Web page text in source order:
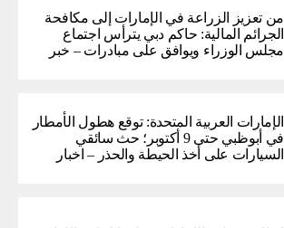
من تعزيز الزراعة في الإمارات إلى مكافحة
الجرائم المالية: حاكم دبي يترأس اجتماع
مجلس الوزراء ويوافق على مبادرات – خبر
الإمارات العربية المتحدة: توقع هطول الأمطار
في أبوظبي حتى 9 أكتوبر؛ حث سائقي
السيارات على أخذ الحيطة والحذر – اخبار